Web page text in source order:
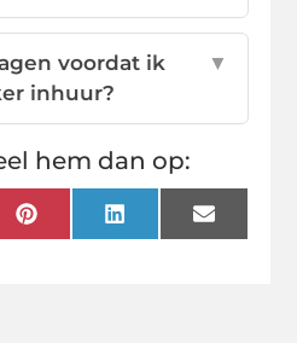
voordat ik
inhuur?
▼
hem dan op:
PinterestLinkedInEmail